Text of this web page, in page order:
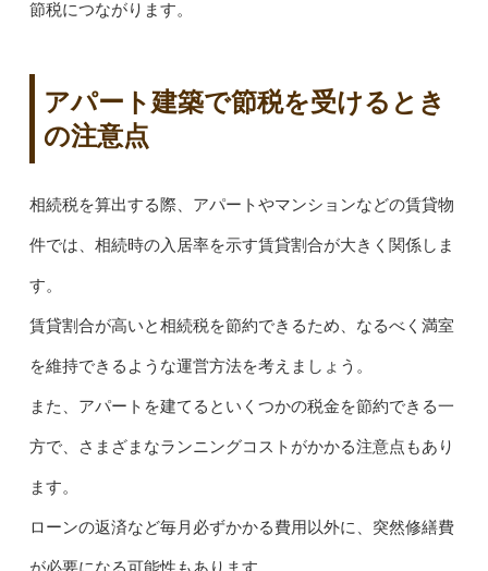
節税につながります。
アパート建築で節税を受けるとき
の注意点
相続税を算出する際、アパートやマンションなどの賃貸物
件では、相続時の入居率を示す賃貸割合が大きく関係しま
す。
賃貸割合が高いと相続税を節約できるため、なるべく満室
を維持できるような運営方法を考えましょう。
また、アパートを建てるといくつかの税金を節約できる一
方で、さまざまなランニングコストがかかる注意点もあり
ます。
ローンの返済など毎月必ずかかる費用以外に、突然修繕費